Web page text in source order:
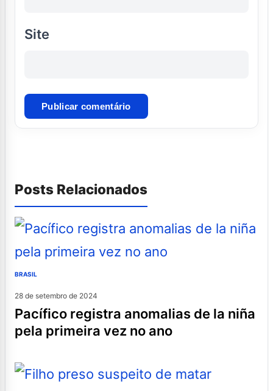
Site
Posts Relacionados
BRASIL
28 de setembro de 2024
pacífico registra anomalias de la niña
pela primeira vez no ano